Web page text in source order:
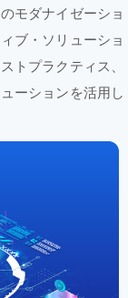
モダナイゼーショ
ブ ・ソリューショ
トプラクティス、
ーションを活用し